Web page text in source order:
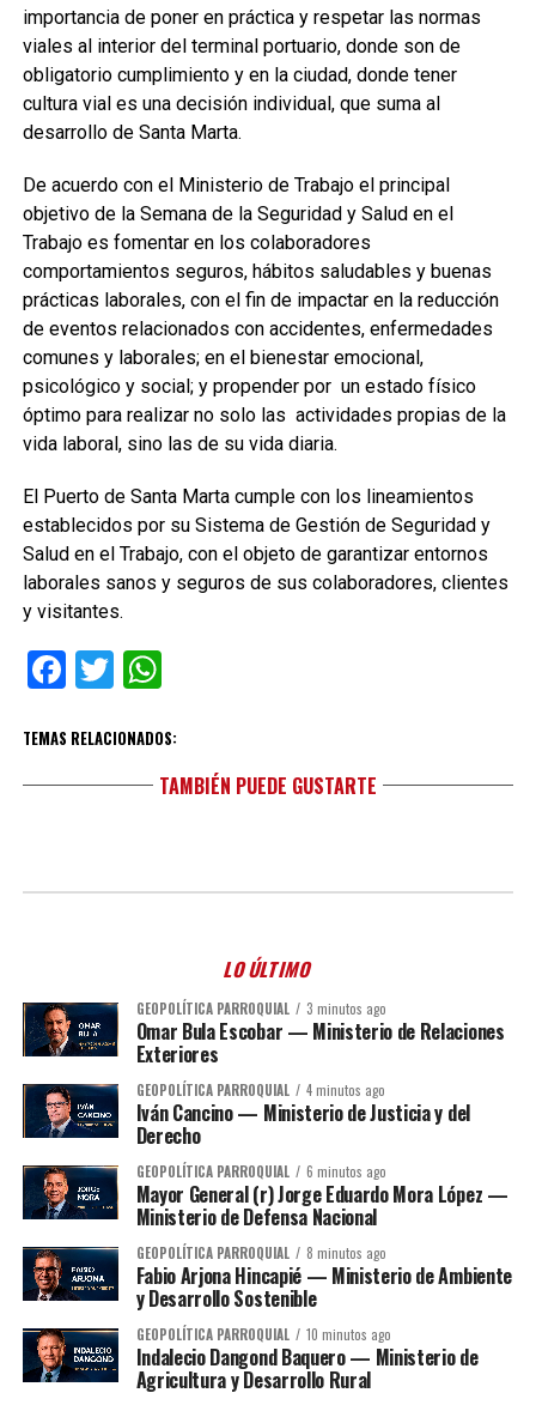
importancia de poner en práctica y respetar las normas
viales al interior del terminal portuario, donde son de
obligatorio cumplimiento y en la ciudad, donde tener
cultura vial es una decisión individual, que suma al
desarrollo de Santa Marta.
De acuerdo con el Ministerio de Trabajo el principal
objetivo de la Semana de la Seguridad y Salud en el
Trabajo es fomentar en los colaboradores
comportamientos seguros, hábitos saludables y buenas
prácticas laborales, con el fin de impactar en la reducción
de eventos relacionados con accidentes, enfermedades
comunes y laborales; en el bienestar emocional,
psicológico y social; y propender por un estado físico
óptimo para realizar no solo las actividades propias de la
vida laboral, sino las de su vida diaria.
El Puerto de Santa Marta cumple con los lineamientos
establecidos por su Sistema de Gestión de Seguridad y
Salud en el Trabajo, con el objeto de garantizar entornos
laborales sanos y seguros de sus colaboradores, clientes
y visitantes.
Facebook
Twitter
TEMAS RELACIONADOS:
TAMBIÉN PUEDE GUSTARTE
LO ÚLTIMO
GEOPOLÍTICA PARROQUIAL 3 minutos ago
Omar Bula Escobar — Ministerio de Relaciones
Exteriores
GEOPOLÍTICA PARROQUIAL 4 minutos ago
Iván Cancino — Ministerio de Justicia y del
Derecho
GEOPOLÍTICA PARROQUIAL 6 minutos ago
Mayor General (r) Jorge Eduardo Mora López —
Ministerio de Defensa Nacional
GEOPOLÍTICA PARROQUIAL 8 minutos ago
Fabio Arjona Hincapié — Ministerio de Ambiente
y Desarrollo Sostenible
GEOPOLÍTICA PARROQUIAL 10 minutos ago
Indalecio Dangond Baquero — Ministerio de
Agricultura y Desarrollo Rural